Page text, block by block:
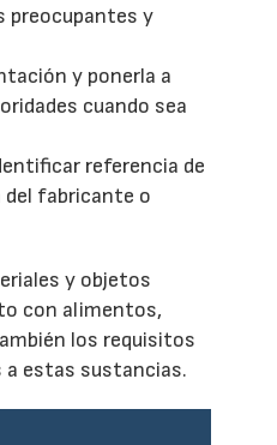
preocupantes y
y ponerla a
cuando sea
referencia de
fabricante o
y objetos
con alimentos,
los requisitos
a estas sustancias.